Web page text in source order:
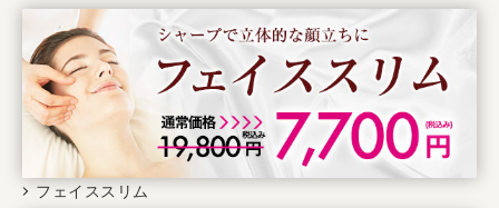
フェイススリム